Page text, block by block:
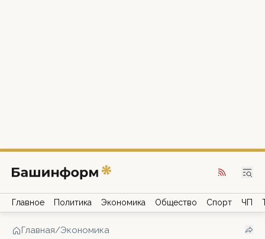
Главное Политика Экономика Общество Спорт ЧП
Главная/Экономика